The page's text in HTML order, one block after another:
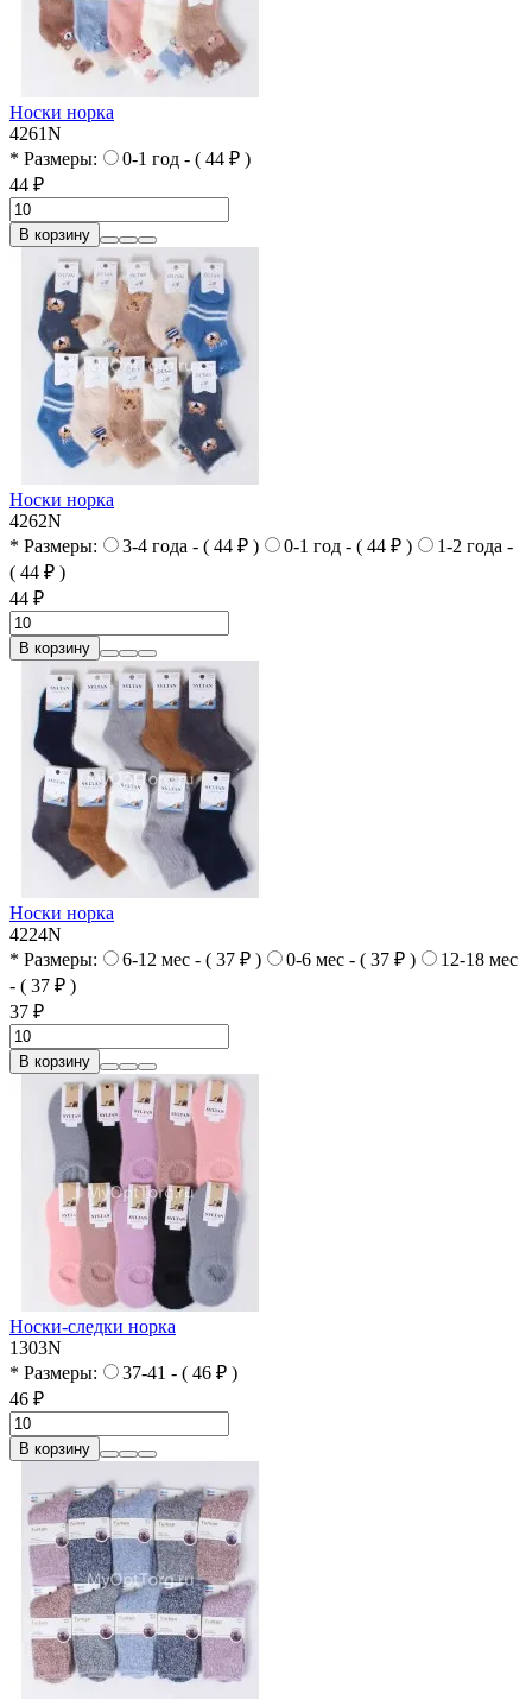
Носки норка
4261N
* Размеры:
0-1 год - ( 44 ₽ )
44 ₽
В корзину
Носки норка
4262N
* Размеры:
3-4 года - ( 44 ₽ ) 0-1 год - ( 44 ₽ )
1-2 года -
( 44 ₽ )
44 ₽
В корзину
Носки норка
4224N
* Размеры:
6-12 мес - ( 37 ₽ ) 0-6 мес - ( 37 ₽ )
12-18 мес
- ( 37 ₽ )
37 ₽
В корзину
Носки-следки норка
1303N
* Размеры:
37-41 - ( 46 ₽ )
46 ₽
В корзину